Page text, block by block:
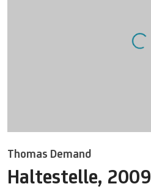
UNICREDIT ART COLLECTION
Thomas Demand
Haltestelle, 2009